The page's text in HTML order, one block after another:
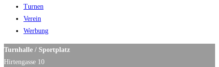
Turnen
Verein
Werbung
Turnhalle / Sportplatz
Hirtengasse 10